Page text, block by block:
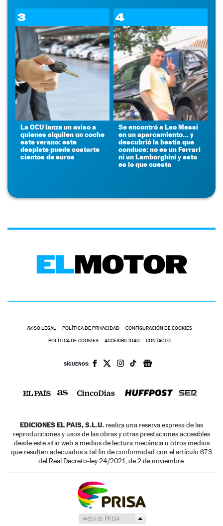
3
La OCU lanza un aviso a
quienes alquilen un coche
este verano: este
despiste puede costarte
cientos de euros
4
Se encontró a Leo Messi
en un aparcamiento... y
descubrió la bestia que
conduce: no es un Ferrari
ni un Lamborghini y esto
es lo que cuesta
AVISO LEGAL POLÍTICA DE PRIVACIDAD CONFIGURACIÓN DE COOKIES
POLÍTICA DE COOKIES ACCESIBILIDAD CONTACTO
SÍGUENOS:
EDICIONES EL PAIS, S.L.U. realiza una reserva expresa de las
reproducciones y usos de las obras y otras prestaciones accesibles
desde este sitio web a medios de lectura mecánica u otros medios
que resulten adecuados a tal fin de conformidad con el artículo 67.3
del Real Decreto-ley 24/2021, de 2 de noviembre.